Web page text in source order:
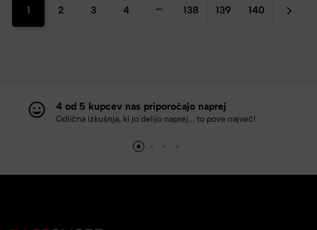
1 2 3 4 … 138 139 140
4 od 5 kupcev nas priporočajo naprej
Odlična izkušnja, ki jo delijo naprej... to pove največ!